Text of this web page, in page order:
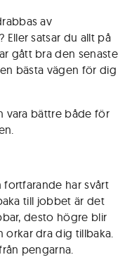
av
Eller satsar du allt på
gått bra den senaste
bästa vägen för dig
vara bättre både för
har svårt
till jobbet är det
desto högre blir
orkar dra dig tillbaka.
pengarna.